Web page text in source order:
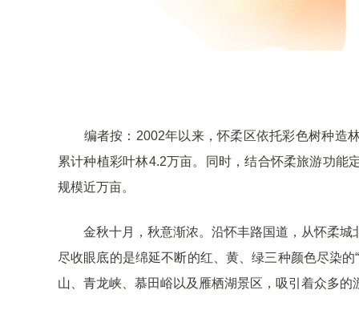
编者按：2002年以来，怀柔区依托彩色树种造林
累计种植彩叶林4.2万亩。同时，结合怀柔旅游功能
规模近万亩。
金秋十月，秋意渐浓。沿怀丰路国道，从怀柔城
尽收眼底的是绵延不断的红、黄、绿三种颜色尽染
山、青龙峡、慕田峪以及雁栖湖景区，吸引着众多